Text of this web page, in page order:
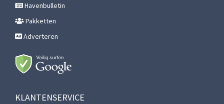
Havenbulletin
Pakketten
Adverteren
KLANTENSERVICE